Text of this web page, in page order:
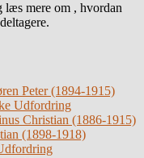
læs mere om , hvordan
Peter (1894-1915)
Udfordring
Christian (1886-1915)
(1898-1918)